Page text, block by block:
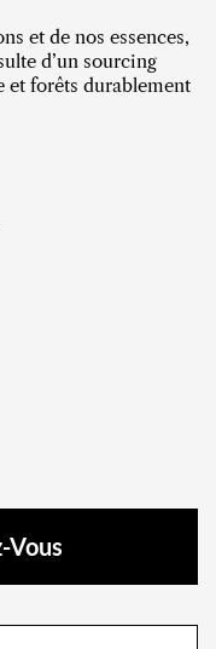
et de nos essences,
d’un sourcing
forêts durablement
Vous